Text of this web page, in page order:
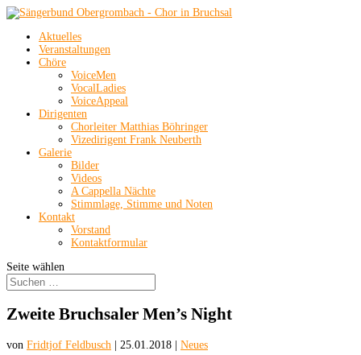
Aktuelles
Veranstaltungen
Chöre
VoiceMen
VocalLadies
VoiceAppeal
Dirigenten
Chorleiter Matthias Böhringer
Vizedirigent Frank Neuberth
Galerie
Bilder
Videos
A Cappella Nächte
Stimmlage, Stimme und Noten
Kontakt
Vorstand
Kontaktformular
Seite wählen
Zweite Bruchsaler Men’s Night
von Fridtjof Feldbusch 25.01.2018 Neues